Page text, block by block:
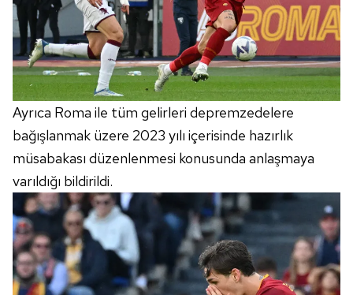
Ayrıca Roma ile tüm gelirleri depremzedelere
bağışlanmak üzere 2023 yılı içerisinde hazırlık
müsabakası düzenlenmesi konusunda anlaşmaya
varıldığı bildirildi.